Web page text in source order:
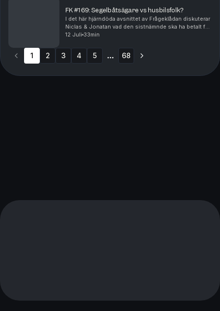
FK #169: Segelbåtsägare vs husbilsfolk?
I det här hjärndöda avsnittet av Frågeklådan diskuterar
Niclas & Jonatan vad den sistnämnde ska ha betalt för
att se lika uselt som sin poddkumpan livet ut, ett nytt
12 Juli 33min
1 2 3 4 5 68